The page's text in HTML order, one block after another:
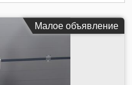
Малое объявление